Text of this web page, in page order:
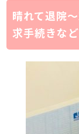
晴れて退院
求手続きなど